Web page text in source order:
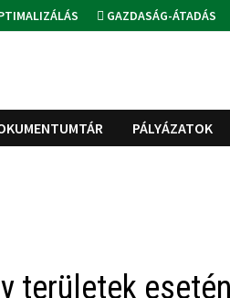
GAZDASÁG-ÁTADÁS
PÁLYÁZATOK
területek